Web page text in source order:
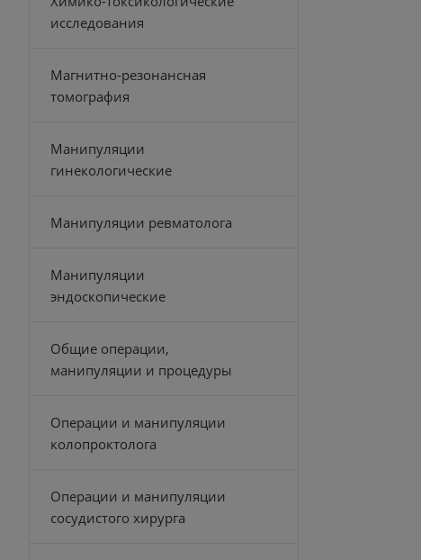
исследования
Магнитно-резонансная
томография
Манипуляции
гинекологические
Манипуляции ревматолога
Манипуляции
эндоскопические
Общие операции,
манипуляции и процедуры
Операции и манипуляции
колопроктолога
Операции и манипуляции
сосудистого хирурга